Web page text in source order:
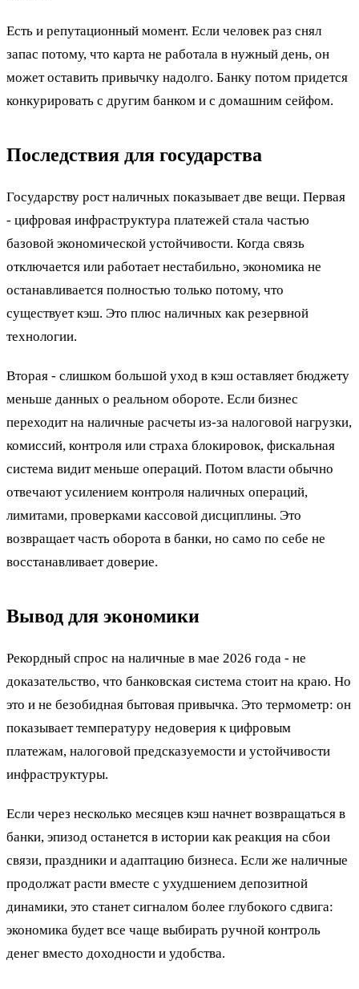
Есть и репутационный момент. Если человек раз снял
запас потому, что карта не работала в нужный день, он
может оставить привычку надолго. Банку потом придется
конкурировать с другим банком и с домашним сейфом.
Последствия для государства
Государству рост наличных показывает две вещи. Первая
- цифровая инфраструктура платежей стала частью
базовой экономической устойчивости. Когда связь
отключается или работает нестабильно, экономика не
останавливается полностью только потому, что
существует кэш. Это плюс наличных как резервной
технологии.
Вторая - слишком большой уход в кэш оставляет бюджету
меньше данных о реальном обороте. Если бизнес
переходит на наличные расчеты из-за налоговой нагрузки,
комиссий, контроля или страха блокировок, фискальная
система видит меньше операций. Потом власти обычно
отвечают усилением контроля наличных операций,
лимитами, проверками кассовой дисциплины. Это
возвращает часть оборота в банки, но само по себе не
восстанавливает доверие.
Вывод для экономики
Рекордный спрос на наличные в мае 2026 года - не
доказательство, что банковская система стоит на краю. Но
это и не безобидная бытовая привычка. Это термометр: он
показывает температуру недоверия к цифровым
платежам, налоговой предсказуемости и устойчивости
инфраструктуры.
Если через несколько месяцев кэш начнет возвращаться в
банки, эпизод останется в истории как реакция на сбои
связи, праздники и адаптацию бизнеса. Если же наличные
продолжат расти вместе с ухудшением депозитной
динамики, это станет сигналом более глубокого сдвига:
экономика будет все чаще выбирать ручной контроль
денег вместо доходности и удобства.